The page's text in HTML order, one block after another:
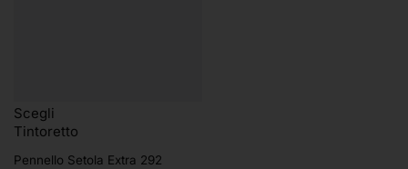
Scegli
Tintoretto
Pennello Setola Extra 292